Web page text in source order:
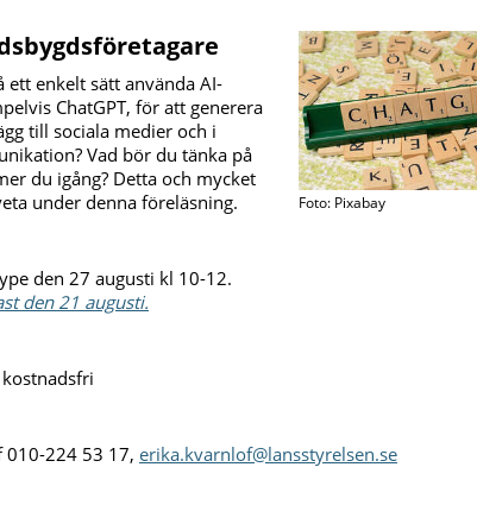
Foto: Pixabay
ett enkelt sätt använda AI-
ChatGPT, för att generera
till sociala medier och i
Vad bör du tänka på
du igång? Detta och mycket
under denna föreläsning.
den 27 augusti kl 10-12.
den 21 augusti.
010-224 53 17, erika.kvarnlof@lansstyrelsen.se